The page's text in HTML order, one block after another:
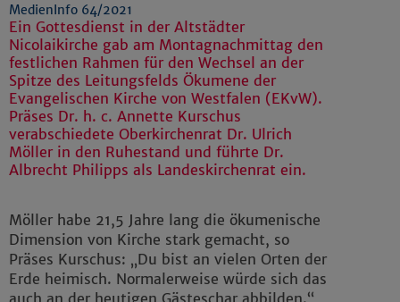
MedienInfo 64/2021
Ein Gottesdienst in der Altstädter
Nicolaikirche gab am Montagnachmittag den
festlichen Rahmen für den Wechsel an der
Spitze des Leitungsfelds Ökumene der
Evangelischen Kirche von Westfalen (EKvW).
Präses Dr. h. c. Annette Kurschus
verabschiedete Oberkirchenrat Dr. Ulrich
Möller in den Ruhestand und führte Dr.
Albrecht Philipps als Landeskirchenrat ein.
Möller habe 21,5 Jahre lang die ökumenische
Dimension von Kirche stark gemacht, so
Präses Kurschus: „Du bist an vielen Orten der
Erde heimisch. Normalerweise würde sich das
auch an der heutigen Gästeschar abbilden.“